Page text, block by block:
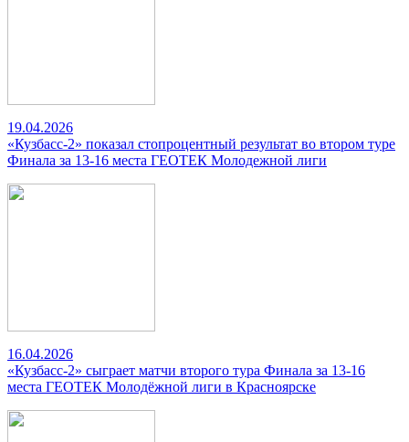
19.04.2026
«Кузбасс-2» показал стопроцентный результат во втором туре
Финала за 13-16 места ГЕОТЕК Молодежной лиги
16.04.2026
«Кузбасс-2» сыграет матчи второго тура Финала за 13-16
места ГЕОТЕК Молодёжной лиги в Красноярске